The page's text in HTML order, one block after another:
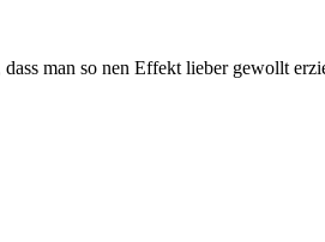
man so nen Effekt lieber gewollt